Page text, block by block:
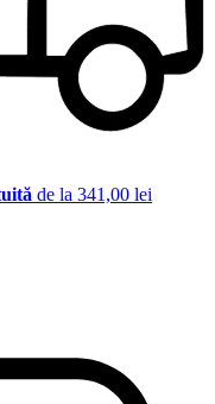
de la 341,00 lei